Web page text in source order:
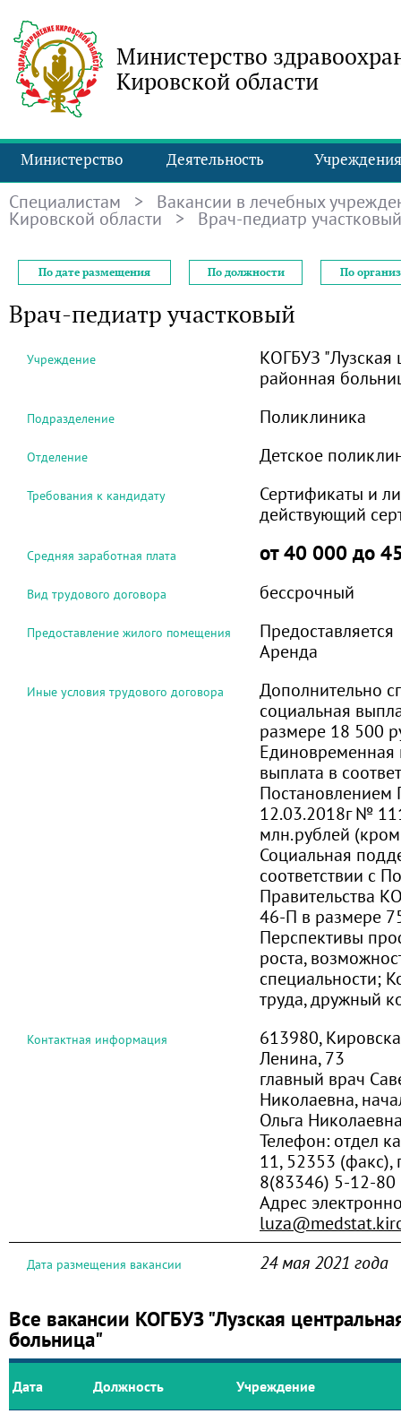
Министерство
Кировской области
Министерство Деятельность Учреждения
Специалистам > Вакансии в лечебных
Кировской области > Врач-педиатр участковый
По дате размещения По должности По
Врач-педиатр участковый
Учреждение
КОГБУЗ "Лузская
районная
Подразделение Поликлиника
Отделение Детское
Требования к кандидату
Сертификаты и
действующий
Средняя заработная плата от 40 000 до
Вид трудового договора бессрочный
Предоставление жилого помещения
Предоставляется
Аренда
Иные условия трудового договора
Дополнительно
социальная
размере 18 500
выплата в
Постановлением
12.03.2018г №
млн.рублей
Социальная
соответствии с
Правительства
46-П в размере
Перспективы
роста,
специальности;
труда, дружный
Контактная информация
613980,
Ленина, 73
главный врач
Николаевна,
Ольга
Телефон: отдел
11, 52353 (факс),
8(83346) 5-12-80
Адрес
Дата размещения вакансии 24 мая 2021 года
Все вакансии КОГБУЗ "Лузская
больница"
Дата Должность Учреждение